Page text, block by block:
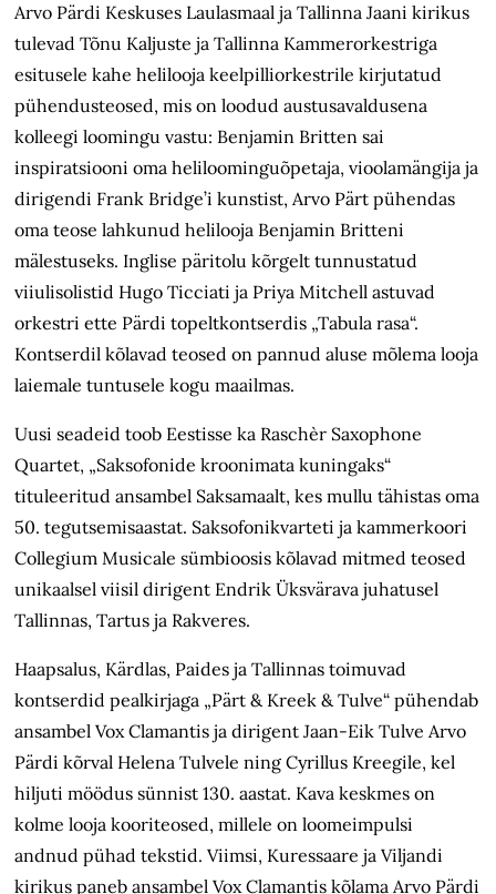
Arvo Pärdi Keskuses Laulasmaal ja Tallinna Jaani kirikus
tulevad Tõnu Kaljuste ja Tallinna Kammerorkestriga
esitusele kahe helilooja keelpilliorkestrile kirjutatud
pühendusteosed, mis on loodud austusavaldusena
kolleegi loomingu vastu: Benjamin Britten sai
inspiratsiooni oma heliloominguõpetaja, vioolamängija ja
dirigendi Frank Bridge’i kunstist, Arvo Pärt pühendas
oma teose lahkunud helilooja Benjamin Britteni
mälestuseks. Inglise päritolu kõrgelt tunnustatud
viiulisolistid Hugo Ticciati ja Priya Mitchell astuvad
orkestri ette Pärdi topeltkontserdis „Tabula rasa“.
Kontserdil kõlavad teosed on pannud aluse mõlema looja
laiemale tuntusele kogu maailmas.
Uusi seadeid toob Eestisse ka Raschèr Saxophone
Quartet, „Saksofonide kroonimata kuningaks“
tituleeritud ansambel Saksamaalt, kes mullu tähistas oma
50. tegutsemisaastat. Saksofonikvarteti ja kammerkoori
Collegium Musicale sümbioosis kõlavad mitmed teosed
unikaalsel viisil dirigent Endrik Üksvärava juhatusel
Tallinnas, Tartus ja Rakveres.
Haapsalus, Kärdlas, Paides ja Tallinnas toimuvad
kontserdid pealkirjaga „Pärt & Kreek & Tulve“ pühendab
ansambel Vox Clamantis ja dirigent Jaan-Eik Tulve Arvo
Pärdi kõrval Helena Tulvele ning Cyrillus Kreegile, kel
hiljuti möödus sünnist 130. aastat. Kava keskmes on
kolme looja kooriteosed, millele on loomeimpulsi
andnud pühad tekstid. Viimsi, Kuressaare ja Viljandi
kirikus paneb ansambel Vox Clamantis kõlama Arvo Pärdi